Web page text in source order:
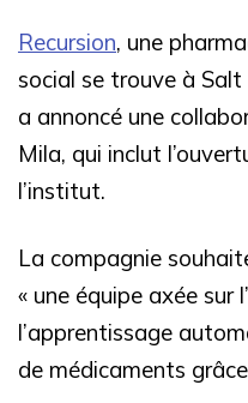
Recursion, une
social se trouve à
a annoncé une
Mila, qui inclut
l’institut.
La compagnie
« une équipe axée sur
l’apprentissage
de médicaments